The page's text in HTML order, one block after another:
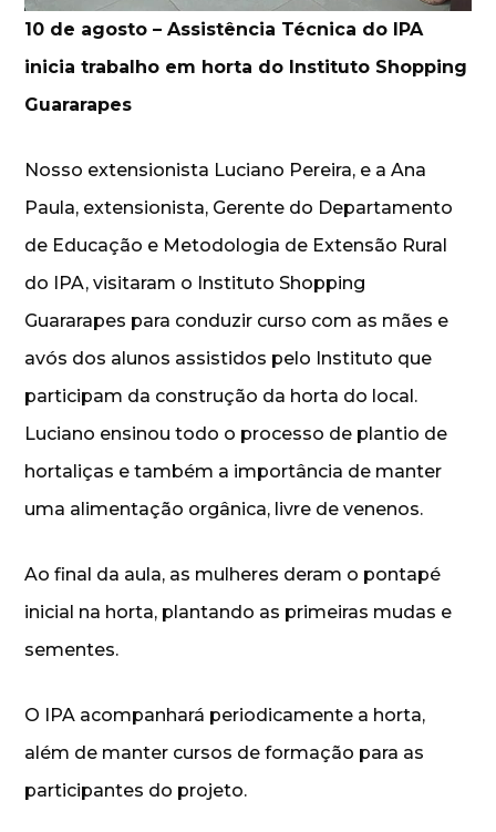
10 de agosto – Assistência Técnica do IPA
inicia trabalho em horta do Instituto Shopping
Guararapes
Nosso extensionista Luciano Pereira, e a Ana
Paula, extensionista, Gerente do Departamento
de Educação e Metodologia de Extensão Rural
do IPA, visitaram o Instituto Shopping
Guararapes para conduzir curso com as mães e
avós dos alunos assistidos pelo Instituto que
participam da construção da horta do local.
Luciano ensinou todo o processo de plantio de
hortaliças e também a importância de manter
uma alimentação orgânica, livre de venenos.
Ao final da aula, as mulheres deram o pontapé
inicial na horta, plantando as primeiras mudas e
sementes.
O IPA acompanhará periodicamente a horta,
além de manter cursos de formação para as
participantes do projeto.